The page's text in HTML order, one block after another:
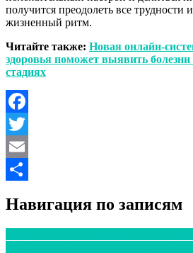
получится преодолеть все
жизненный ритм.
Читайте также: Новая онлайн-
здоровья поможет выявить
стадиях
Facebook
Twitter
Email
Навигация по записям